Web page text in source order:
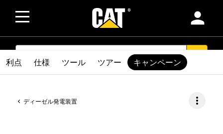
person
SEARCH
ディーゼル発電装置 more_vert
利点 仕様 ツール ツアー キャンペーン